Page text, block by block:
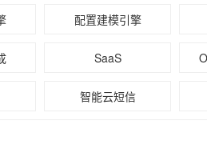
配置建模引擎
SaaS
智能云短信